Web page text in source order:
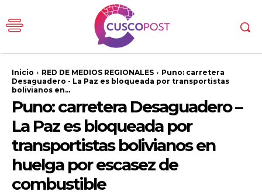
Inicio RED DE MEDIOS REGIONALES
Puno: carretera
Desaguadero - La Paz es bloqueada por transportistas
bolivianos en...
Puno: carretera Desaguadero –
La Paz es bloqueada por
transportistas bolivianos en
huelga por escasez de
combustible